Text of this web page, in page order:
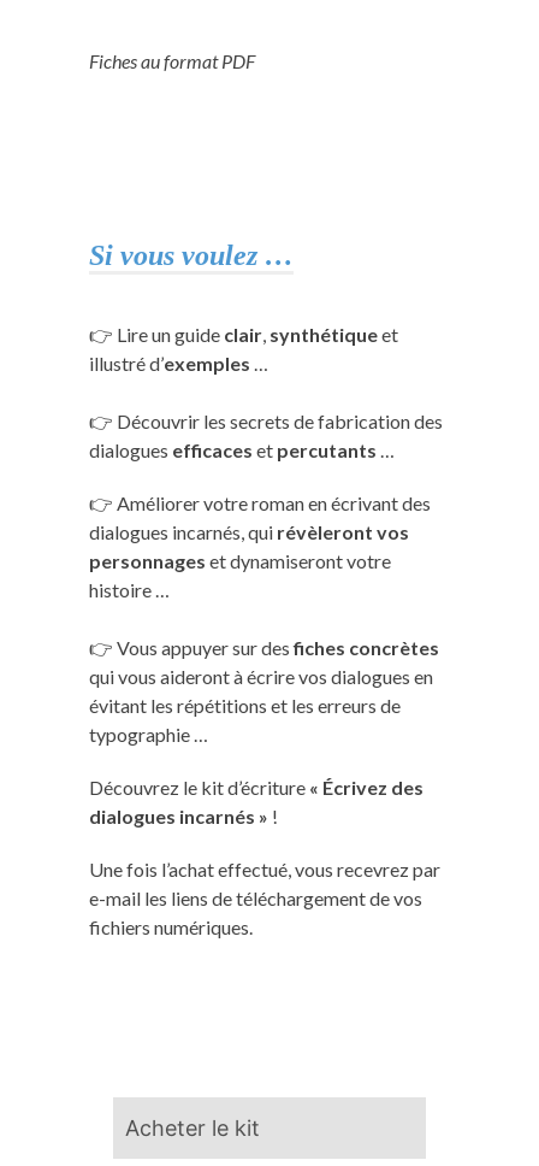
Fiches au format PDF
Si vous voulez …
👉 Lire un guide clair, synthétiqueet
illustré d’exemples …
👉 Découvrir les secrets de fabrication des
dialogues efficaces et percutants …
👉 Améliorer votre roman en écrivant des
dialogues incarnés, qui révèleront vos
personnages et dynamiseront votre
histoire …
👉 Vous appuyer sur desfiches concrètes
qui vous aideront à écrire vos dialogues en
évitant les répétitions et les erreurs de
typographie …
Découvrez le kit d’écriture « Écrivez des
dialogues incarnés » !
Une fois l’achat effectué, vous recevrez par
e-mail les liens de téléchargement de vos
fichiers numériques.